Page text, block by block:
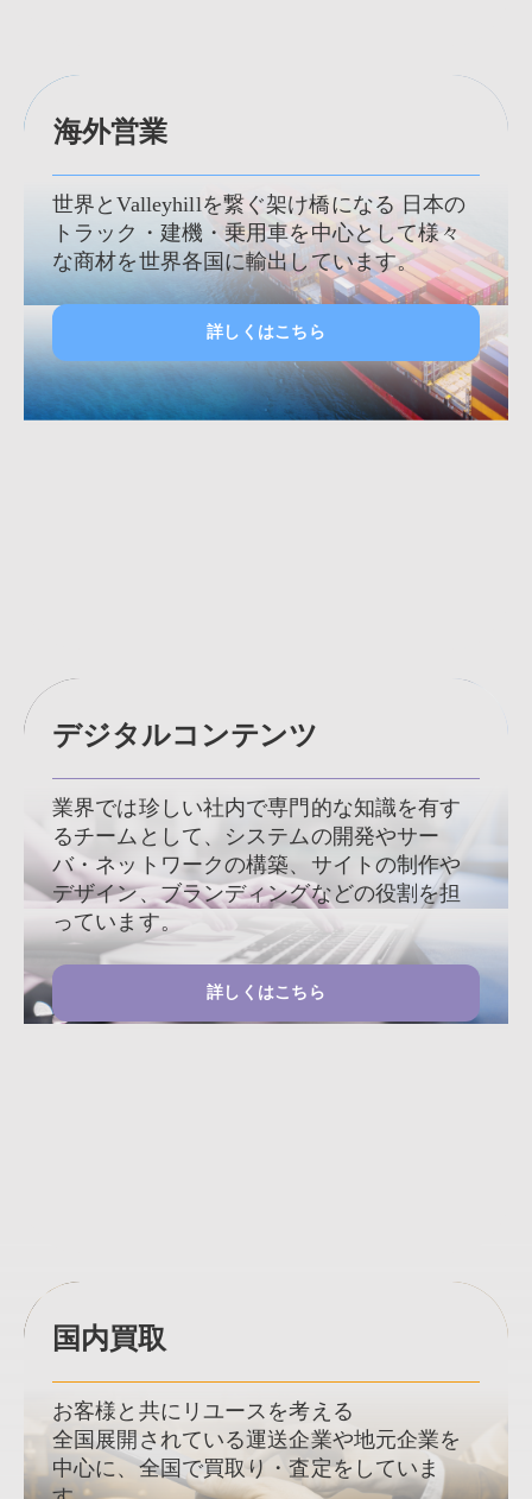
海外営業
世界とValleyhillを繋ぐ架け橋になる 日本の
トラック・建機・乗用車を中心として様々
な商材を世界各国に輸出しています。
詳しくはこちら
デジタルコンテンツ
業界では珍しい社内で専門的な知識を有す
るチームとして、システムの開発やサー
バ・ネットワークの構築、サイトの制作や
デザイン、ブランディングなどの役割を担
っています。
詳しくはこちら
国内買取
お客様と共にリユースを考える
全国展開されている運送企業や地元企業を
中心に、全国で買取り・査定をしていま